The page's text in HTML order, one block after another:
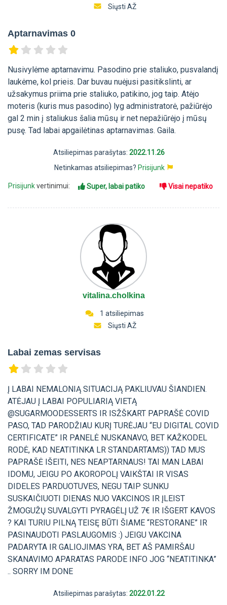
Siųsti AŽ
Aptarnavimas 0
Nusivylėme aptarnavimu. Pasodino prie staliuko, pusvalandį
laukėme, kol prieis. Dar buvau nuėjusi pasitikslinti, ar
užsakymus priima prie staliuko, patikino, jog taip. Atėjo
moteris (kuris mus pasodino) lyg administratorė, pažiūrėjo
gal 2 min į staliukus šalia mūsų ir net nepažiūrėjo į mūsų
pusę. Tad labai apgailėtinas aptarnavimas. Gaila.
Atsiliepimas parašytas: 2022.11.26
Netinkamas atsiliepimas? Prisijunk
Prisijunkvertinimui: Super, labai patiko Visai nepatiko
vitalina.cholkina
1 atsiliepimas
Siųsti AŽ
Labai zemas servisas
Į LABAI NEMALONIĄ SITUACIJĄ PAKLIUVAU ŠIANDIEN.
ATĖJAU Į LABAI POPULIARIĄ VIETĄ
@SUGARMOODESSERTS IR ISŽŠKART PAPRAŠĖ COVID
PASO, TAD PARODŽIAU KURĮ TURĖJAU “EU DIGITAL COVID
CERTIFICATE” IR PANELĖ NUSKANAVO, BET KAŽKODEL
RODĖ, KAD NEATITINKA LR STANDARTAMS)) TAD MUS
PAPRAŠĖ IŠEITI, NES NEAPTARNAUS! TAI MAN LABAI
IDOMU, JEIGU PO AKOROPOLĮ VAIKŠTAI IR VISAS
DIDELES PARDUOTUVES, NEGU TAIP SUNKU
SUSKAIČIUOTI DIENAS NUO VAKCINOS IR ĮLEIST
ŽMOGUŽŲ SUVALGYTI PYRAGĖLĮ UŽ 7€ IR IŠGERT KAVOS
? KAI TURIU PILNĄ TEISĘ BŪTI ŠIAME “RESTORANE” IR
PASINAUDOTI PASLAUGOMIS :) JEIGU VAKCINA
PADARYTA IR GALIOJIMAS YRA, BET AŠ PAMIRŠAU
SKANAVIMO APARATAS PARODE INFO JOG “NEATITINKA”
.. SORRY IM DONE
Atsiliepimas parašytas: 2022.01.22